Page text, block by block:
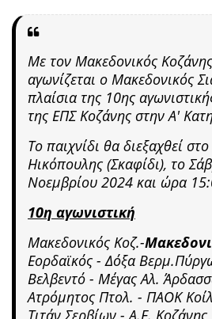
Με τον Μακεδονικός Κοζάνης
αγωνίζεται ο Μακεδονικός
πλαίσια της 10ης
της ΕΠΣ Κοζάνης στην Α'
Το παιχνίδι θα διεξαχθεί
Ηικόπουλης (Σκαφίδι), το
Νοεμβρίου 2024 και ώρα
10η αγωνιστική
Μακεδονικός Κοζ.-
Εορδαϊκός - Δόξα
Βελβεντό - Μέγας Αλ.
Ατρόμητος Πτολ. - ΠΑΟΚ
Τιτάν Σερβίων -Α.Ε. Κοζάνης